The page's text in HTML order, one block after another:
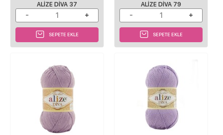
ALIZE DIVA 37
SEPETE EKLE
ALIZE DIVA 79
SEPETE EKLE